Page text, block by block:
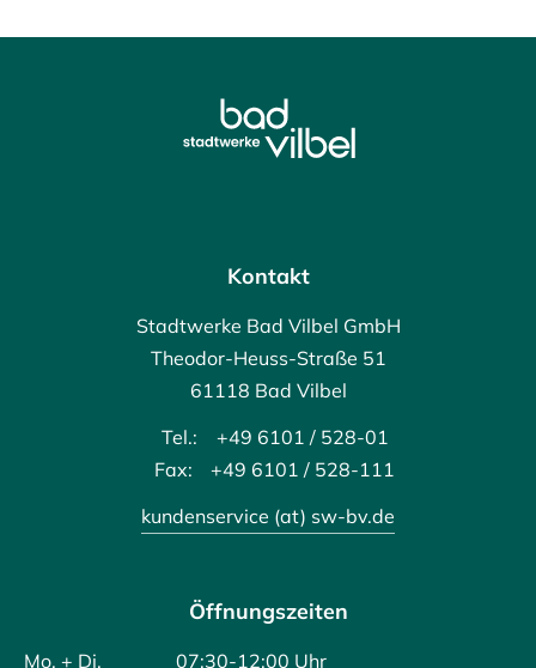
Kontakt
Stadtwerke Bad Vilbel GmbH
Theodor-Heuss-Straße 51
61118 Bad Vilbel
Tel.:
+49 6101 / 528-01
Fax:
+49 6101 / 528-111
kundenservice (at) sw-bv.de
Öffnungszeiten
Mo. + Di.
07:30-12:00 Uhr